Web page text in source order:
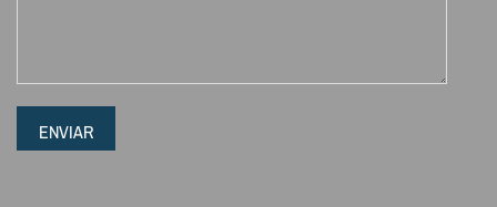
ENVIAR